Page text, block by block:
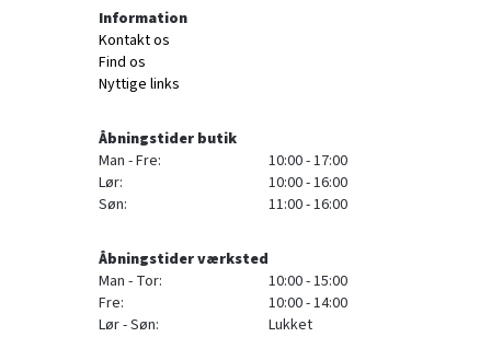
Information
Kontakt os
Find os
Nyttige links
Åbningstider butik
Man - Fre:
10:00 - 17:00
Lør:
10:00 - 16:00
Søn:
11:00 - 16:00
Åbningstider værksted
Man - Tor:
10:00 - 15:00
Fre:
10:00 - 14:00
Lør - Søn:
Lukket